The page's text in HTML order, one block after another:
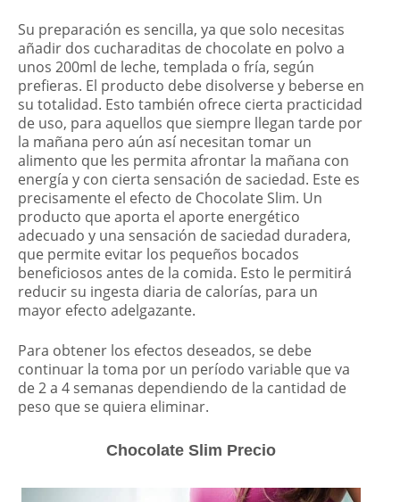
Su preparación es sencilla, ya que solo necesitas
añadir dos cucharaditas de chocolate en polvo a
unos 200ml de leche, templada o fría, según
prefieras. El producto debe disolverse y beberse en
su totalidad. Esto también ofrece cierta practicidad
de uso, para aquellos que siempre llegan tarde por
la mañana pero aún así necesitan tomar un
alimento que les permita afrontar la mañana con
energía y con cierta sensación de saciedad. Este es
precisamente el efecto de Chocolate Slim. Un
producto que aporta el aporte energético
adecuado y una sensación de saciedad duradera,
que permite evitar los pequeños bocados
beneficiosos antes de la comida. Esto le permitirá
reducir su ingesta diaria de calorías, para un
mayor efecto adelgazante.
Para obtener los efectos deseados, se debe
continuar la toma por un período variable que va
de 2 a 4 semanas dependiendo de la cantidad de
peso que se quiera eliminar.
Chocolate Slim Precio